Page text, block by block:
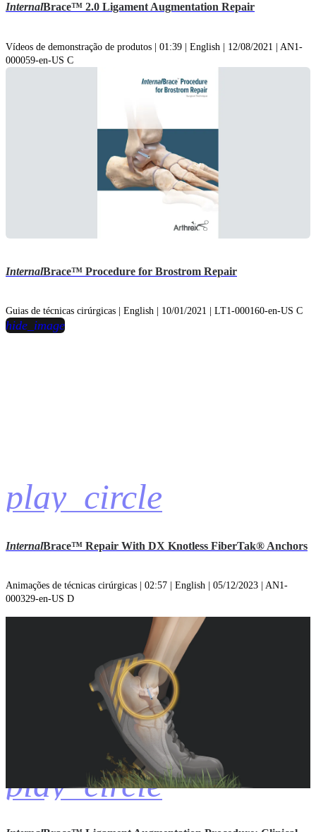
InternalBrace™ 2.0 Ligament Augmentation Repair
Vídeos de demonstração de produtos | 01:39 | English | 12/08/2021 | AN1-
000059-en-US C
InternalBrace™ Procedure for Brostrom Repair
Guias de técnicas cirúrgicas | English | 10/01/2021 | LT1-000160-en-US C
play_circle
hide_image
InternalBrace™ Repair With DX Knotless FiberTak® Anchors
Animações de técnicas cirúrgicas | 02:57 | English | 05/12/2023 | AN1-
000329-en-US D
play_circle